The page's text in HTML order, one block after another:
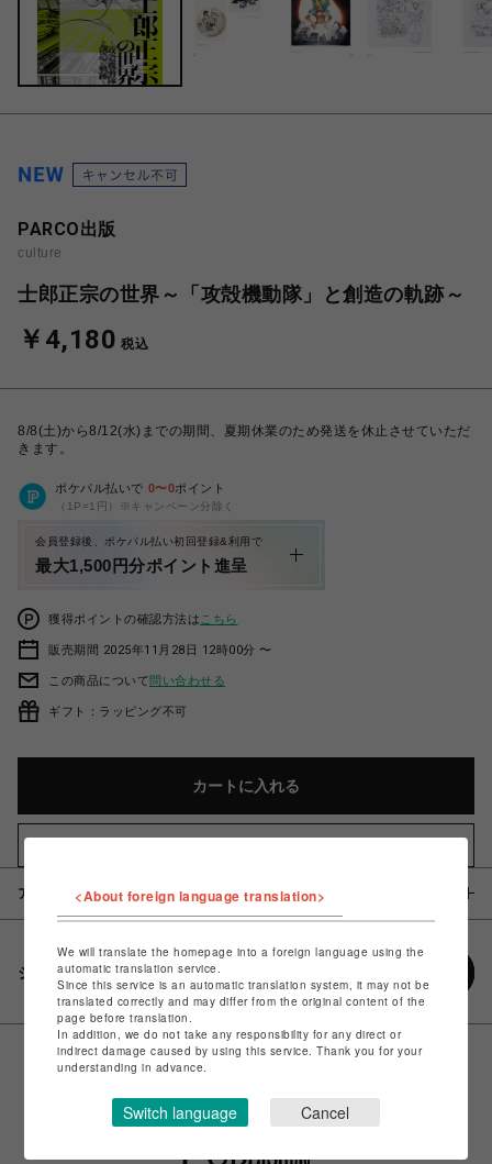
PARCO出版
culture
士郎正宗の世界～「攻殻機動隊」と創造の軌跡～
￥4,180 税込
8/8(土)から8/12(水)までの期間、夏期休業のため発送を休止させていただ
きます。
ポケパル払いで 0〜0ポイント
（1P=1円）※キャンペーン分除く
会員登録後、ポケパル払い初回登録&利用で
最大1,500円分ポイント進呈
獲得ポイントの確認方法は こちら
販売期間 2025年11月28日 12時00分 〜
この商品について問い合わせる
ギフト：ラッピング不可
カートに入れる
アイテム説明 / 素材
シェアする
<About foreign language translation>
We will translate the homepage into a foreign language using the
automatic translation service.
Since this service is an automatic translation system, it may not be
translated correctly and may differ from the original content of the
page before translation.
In addition, we do not take any responsibility for any direct or
indirect damage caused by using this service. Thank you for your
understanding in advance.
Switch language Cancel